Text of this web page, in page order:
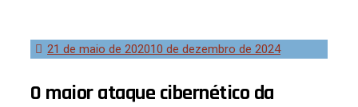
21 de maio de 202010 de dezembro de 2024
O maior ataque cibernético da